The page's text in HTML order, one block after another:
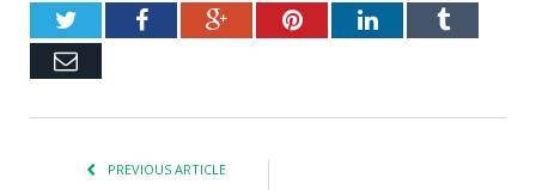
TwitterFacebookGoogle+PinterestLinkedInTumblr
Email
PREVIOUS ARTICLE